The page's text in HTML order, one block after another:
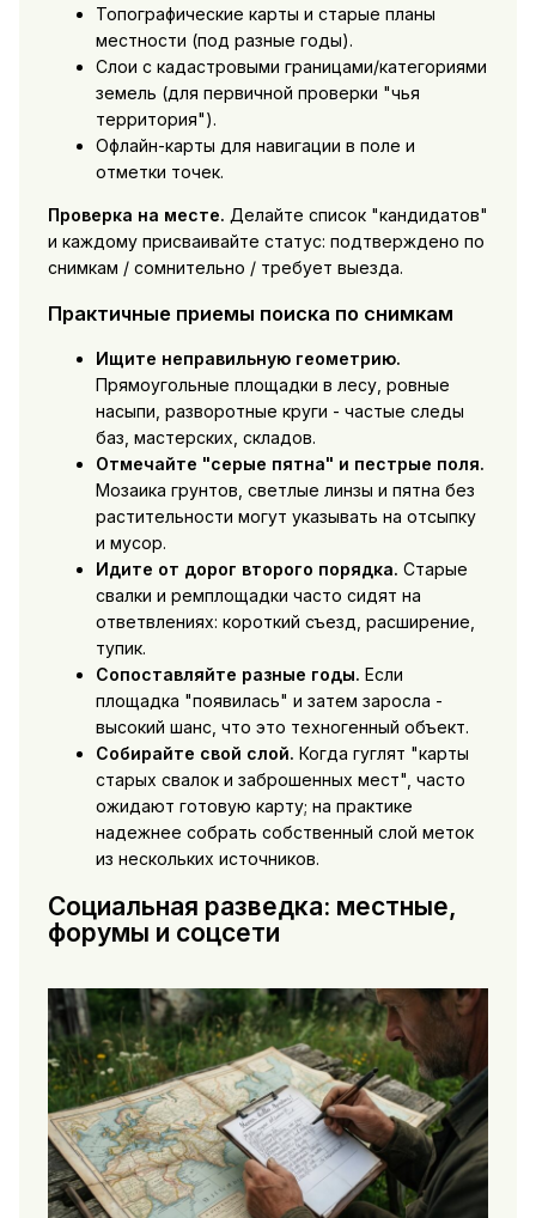
Топографические карты и старые планы
местности (под разные годы).
Слои с кадастровыми границами/категориями
земель (для первичной проверки "чья
территория").
Офлайн-карты для навигации в поле и
отметки точек.
Проверка на месте. Делайте список "кандидатов"
и каждому присваивайте статус: подтверждено по
снимкам / сомнительно / требует выезда.
Практичные приемы поиска по снимкам
Ищите неправильную геометрию.
Прямоугольные площадки в лесу, ровные
насыпи, разворотные круги - частые следы
баз, мастерских, складов.
Отмечайте "серые пятна" и пестрые поля.
Мозаика грунтов, светлые линзы и пятна без
растительности могут указывать на отсыпку
и мусор.
Идите от дорог второго порядка. Старые
свалки и ремплощадки часто сидят на
ответвлениях: короткий съезд, расширение,
тупик.
Сопоставляйте разные годы. Если
площадка "появилась" и затем заросла -
высокий шанс, что это техногенный объект.
Собирайте свой слой. Когда гуглят "карты
старых свалок и заброшенных мест", часто
ожидают готовую карту; на практике
надежнее собрать собственный слой меток
из нескольких источников.
Социальная разведка: местные,
форумы и соцсети